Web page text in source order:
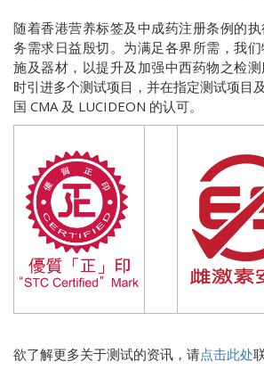
随着香港营养标签及中成药注册条例的
务需求日益殷切。为满足各界所需，我
施及器材，以提升及加强中西药物之检
时引进多个测试项目，并在指定测试项目
国 CMA 及 LUCIDEON 的认可。
欲了解更多关于测试的资讯，请点击此处